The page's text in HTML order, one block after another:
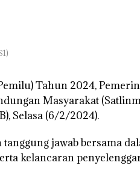
Tahun 2024,
Masyarakat
Selasa (6/2/2024).
jawab bersama
kelancaran